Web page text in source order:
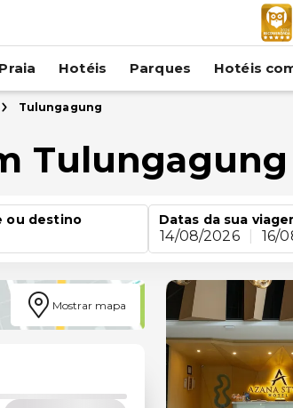
Praia Hotéis Parques Hotéis
Tulungagung
Tulungagung
ou destino
Datas da sua
14/08/2026 16/
Mostrar mapa